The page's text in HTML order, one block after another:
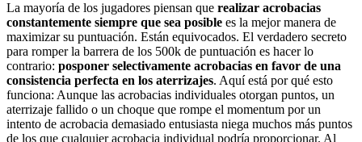
La mayoría de los jugadores piensan que realizar acrobacias
constantemente siempre que sea posible es la mejor manera de
maximizar su puntuación. Están equivocados. El verdadero secreto
para romper la barrera de los 500k de puntuación es hacer lo
contrario: posponer selectivamente acrobacias en favor de una
consistencia perfecta en los aterrizajes. Aquí está por qué esto
funciona: Aunque las acrobacias individuales otorgan puntos, un
aterrizaje fallido o un choque que rompe el momentum por un
intento de acrobacia demasiado entusiasta niega muchos más puntos
de los que cualquier acrobacia individual podría proporcionar. Al